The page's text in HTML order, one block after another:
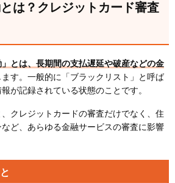
は？クレジットカード審査
とは、長期間の支払遅延や破産などの金
す。一般的に「ブラックリスト」と呼ば
が記録されている状態のことです。
クレジットカードの審査だけでなく、住
ど、あらゆる金融サービスの審査に影響